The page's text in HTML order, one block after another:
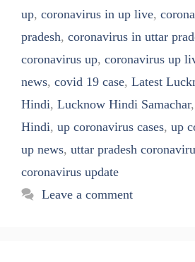
up, coronavirus in up live,
pradesh, coronavirus in uttar
coronavirus up, coronavirus up
news, covid 19 case, Latest
Hindi, Lucknow Hindi Samachar,
Hindi, up coronavirus cases, up
up news, uttar pradesh
coronavirus update
Leave a comment